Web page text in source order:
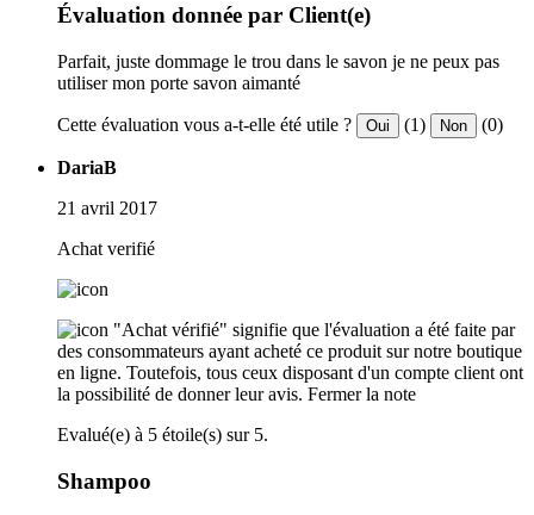
Évaluation donnée par Client(e)
Parfait, juste dommage le trou dans le savon je ne peux pas
utiliser mon porte savon aimanté
Cette évaluation vous a-t-elle été utile ? Oui (1) Non (0)
DariaB
21 avril 2017
Achat verifié
"Achat vérifié" signifie que l'évaluation a été faite par
des consommateurs ayant acheté ce produit sur notre boutique
en ligne. Toutefois, tous ceux disposant d'un compte client ont
la possibilité de donner leur avis. Fermer la note
Evalué(e) à 5 étoile(s) sur 5.
Shampoo